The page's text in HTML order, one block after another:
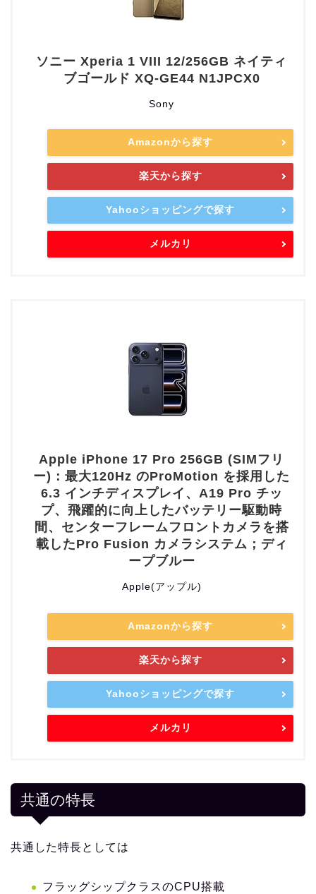
ソニー Xperia 1 VIII 12/256GB ネイティ
ブゴールド XQ-GE44 N1JPCX0
Sony
Amazonから探す
楽天から探す
Yahooショッピングで探す
メルカリ
Apple iPhone 17 Pro 256GB (SIMフリ
ー)：最大120Hz のProMotion を採用した
6.3 インチディスプレイ、A19 Pro チッ
プ、飛躍的に向上したバッテリー駆動時
間、センターフレームフロントカメラを搭
載したPro Fusion カメラシステム；ディ
ープブルー
Apple(アップル)
Amazonから探す
楽天から探す
Yahooショッピングで探す
メルカリ
共通の特長
共通した特長としては
フラッグシップクラスのCPU搭載